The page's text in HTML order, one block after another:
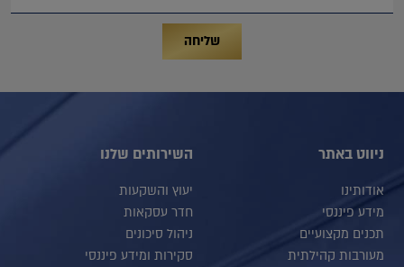
שליחה
ניווט באתר
אודותינו
מידע פיננסי
תכנים מקצועיים
מעורבות קהילתית
השירותים שלנו
יעוץ והשקעות
חדר עסקאות
ניהול סיכונים
סקירות ומידע פיננסי